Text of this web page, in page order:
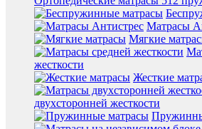
Матрасы
Мягкие
жесткости
Жесткие
двухсторонней жесткости